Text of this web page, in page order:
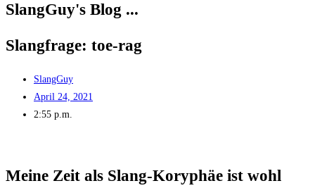
SlangGuy's Blog ...
Slang­fra­ge: toe-rag
SlangGuy
April 24, 2021
2:55 p.m.
Mei­ne Zeit als Slang-Kory­phäe ist wohl